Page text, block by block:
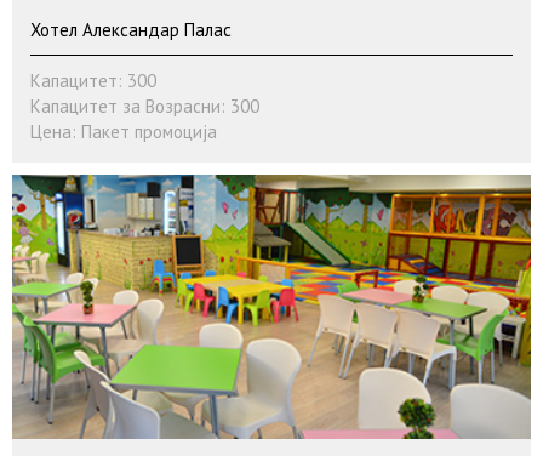
Хотел Александар Палас
Капацитет: 300
Капацитет за Возрасни: 300
Цена: Пакет промоција